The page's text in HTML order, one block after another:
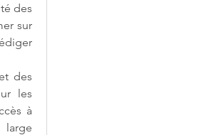
des
sur
des
les
à